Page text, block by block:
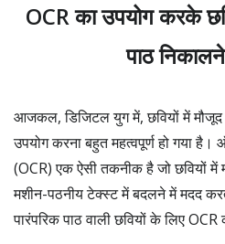
OCR का उपयोग करके
पाठ
आजकल, डिजिटल युग में, छवियों में मौजूद
उपयोग करना बहुत महत्वपूर्ण हो गया
(OCR) एक ऐसी तकनीक है जो छवियों
मशीन-पठनीय टेक्स्ट में बदलने में मदद
पारंपरिक पाठ वाली छवियों के लिए